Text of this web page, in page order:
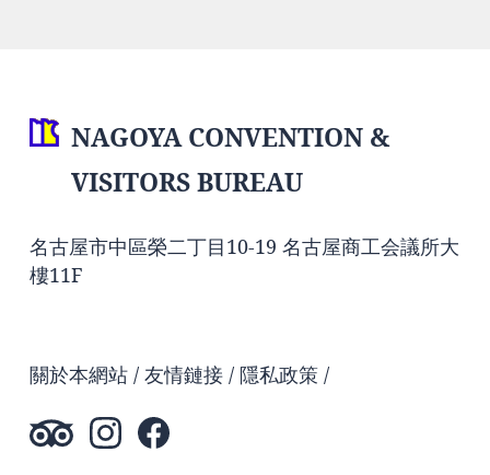
NAGOYA CONVENTION &
VISITORS BUREAU
名古屋市中區榮二丁目10-19 名古屋商工会議所大
樓11F
關於本網站 友情鏈接 隱私政策